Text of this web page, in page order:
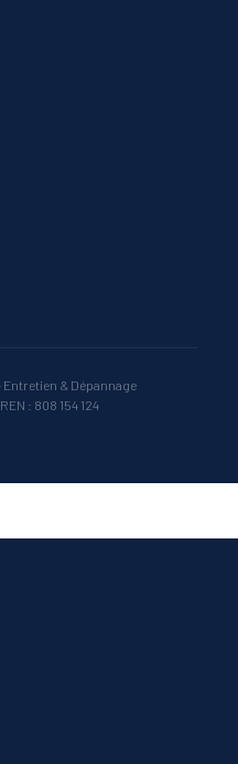
& Dépannage
: 808 154 124